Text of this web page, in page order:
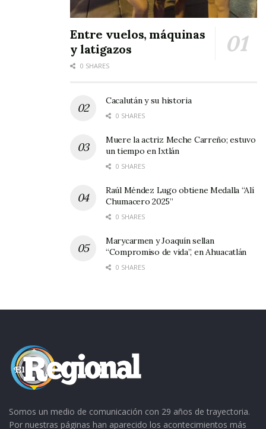
Entre vuelos, máquinas
y latigazos
0 SHARES
Cacalután y su historia
0 SHARES
Muere la actriz Meche Carreño; estuvo
un tiempo en Ixtlán
0 SHARES
Raúl Méndez Lugo obtiene Medalla “Alí
Chumacero 2025”
0 SHARES
Marycarmen y Joaquín sellan
“Compromiso de vida”, en Ahuacatlán
0 SHARES
Somos un medio de comunicación con 29 años de trayectoria.
Por nuestras páginas han aparecido los acontecimientos más